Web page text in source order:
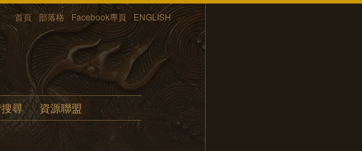
首頁 部落格 Facebook專頁 ENGLISH
尋 資源聯盟